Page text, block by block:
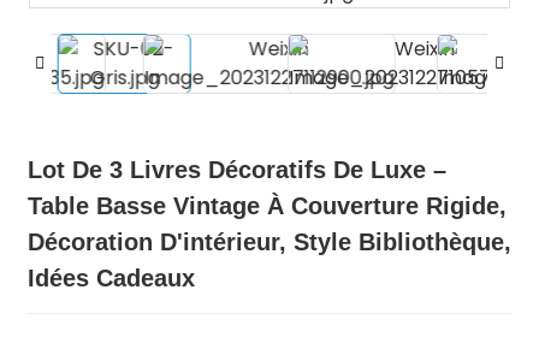
Lot De 3 Livres Décoratifs De Luxe –
Table Basse Vintage À Couverture Rigide,
Décoration D'intérieur, Style Bibliothèque,
Idées Cadeaux